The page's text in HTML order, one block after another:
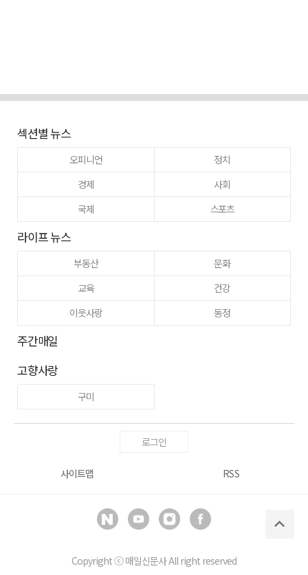
섹션별 뉴스
오피니언
정치
경제
사회
국제
스포츠
라이프 뉴스
부동산
문화
교육
건강
이웃사랑
동정
주간매일
고향사랑
구미
로그인
사이트맵 RSS
Copyright ⓒ매일신문사All right reserved